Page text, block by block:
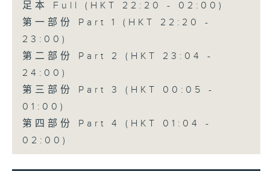
足本 Full (HKT 22:20 - 02:00)
第一部份 Part 1 (HKT 22:20 -
23:00)
第二部份 Part 2 (HKT 23:04 -
24:00)
第三部份 Part 3 (HKT 00:05 -
01:00)
第四部份 Part 4 (HKT 01:04 -
02:00)